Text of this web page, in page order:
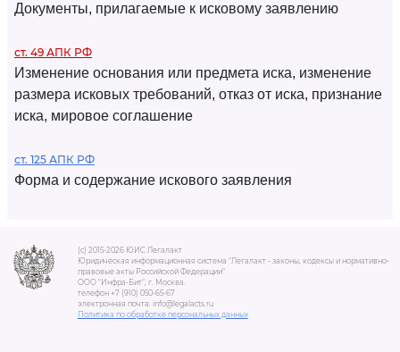
Документы, прилагаемые к исковому заявлению
ст. 49 АПК РФ
Изменение основания или предмета иска, изменение
размера исковых требований, отказ от иска, признание
иска, мировое соглашение
ст. 125 АПК РФ
Форма и содержание искового заявления
(c) 2015-2026 ЮИС Легалакт
Юридическая информационная система "Легалакт - законы, кодексы и нормативно-
правовые акты Российской Федерации"
ООО "Инфра-Бит", г. Москва.
телефон +7 (910) 050-65-67
электронная почта: info@legalacts.ru
Политика по обработке персональных данных